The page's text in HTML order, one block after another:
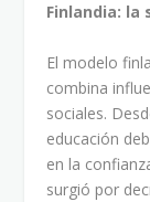
Finlandia: la
El modelo
combina
sociales.
educación
en la
surgió por